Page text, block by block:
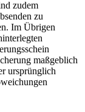
zudem
zu
Im Übrigen
maßgeblich
ursprünglich